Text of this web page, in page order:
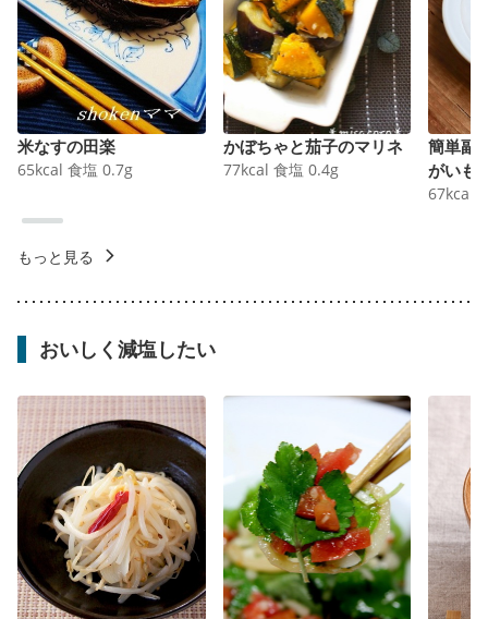
米なすの田楽
65kcal 食塩 0.7g
かぼちゃと茄子のマリネ
77kcal 食塩 0.4g
簡単副
がいも
67kcal
もっと見る
おいしく減塩したい